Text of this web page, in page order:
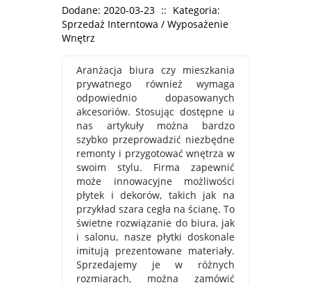
Dodane: 2020-03-23 :: Kategoria:
Sprzedaż Interntowa / Wyposażenie
Wnętrz
Aranżacja biura czy mieszkania
prywatnego również wymaga
odpowiednio dopasowanych
akcesoriów. Stosując dostępne u
nas artykuły można bardzo
szybko przeprowadzić niezbędne
remonty i przygotować wnętrza w
swoim stylu. Firma zapewnić
może innowacyjne możliwości
płytek i dekorów, takich jak na
przykład szara cegła na ścianę. To
świetne rozwiązanie do biura, jak
i salonu, nasze płytki doskonale
imitują prezentowane materiały.
Sprzedajemy je w różnych
rozmiarach, można zamówić